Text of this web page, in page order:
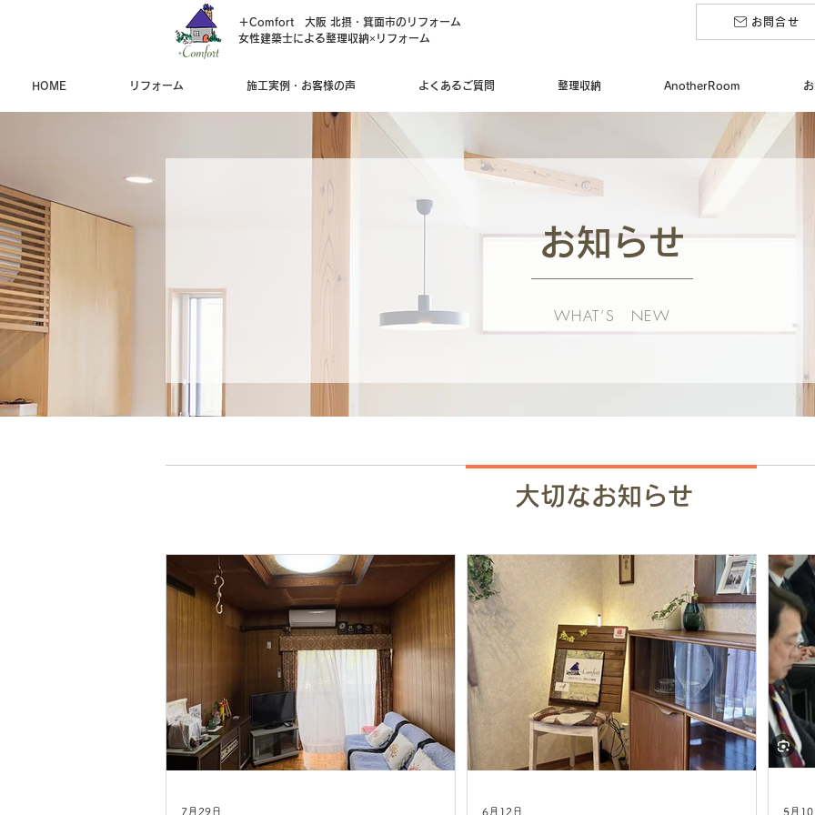
＋Comfort 大阪 北摂・箕面市のリフォーム
女性建築士による整理収納×リフォーム
お問合せ
HOME リフォーム 施工実例・お客様の声 よくあるご質問 整理収納 AnotherRoom
お知らせ
WHAT’S NEW
大切なお知らせ
7月29日 6月12日 5月10